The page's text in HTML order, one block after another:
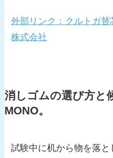
外部リンク：クルトガ
株式会社
消しゴムの選び方と
MONO。
試験中に机から物を落